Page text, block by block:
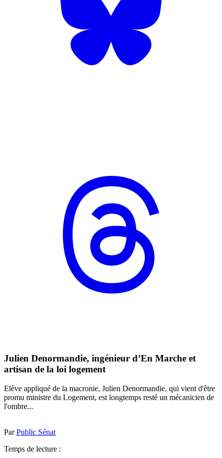
Julien Denormandie, ingénieur d’En Marche et
artisan de la loi logement
Elève appliqué de la macronie, Julien Denormandie, qui vient d'être
promu ministre du Logement, est longtemps resté un mécanicien de
l'ombre...
ParPublic Sénat
Temps de lecture :